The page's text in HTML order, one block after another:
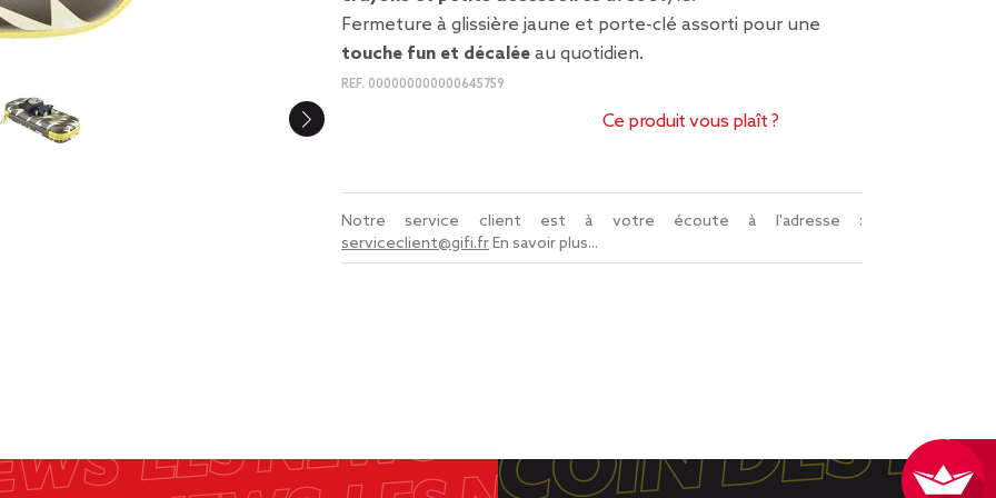
Fermeture à glissière jaune et porte-clé assorti pour une
touche fun et décalée au quotidien.
REF. 000000000000645759
Ce produit vous plaît ?
Notre service client est à votre écoute à l'adresse :
serviceclient@gifi.frEn savoir plus...